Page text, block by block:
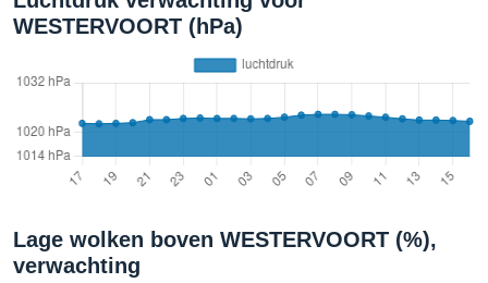
WESTERVOORT (hPa)
Lage wolken boven WESTERVOORT (%),
verwachting